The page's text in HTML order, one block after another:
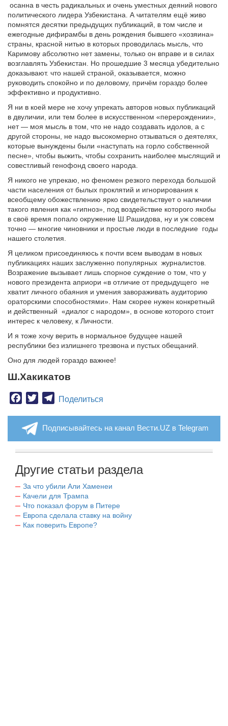
осанна в честь радикальных и очень уместных деяний нового
политического лидера Узбекистана. А читателям ещё живо
помнятся десятки предыдущих публикаций, в том числе и
ежегодные дифирамбы в день рождения бывшего «хозяина»
страны, красной нитью в которых проводилась мысль, что
Каримову абсолютно нет замены, только он вправе и в силах
возглавлять Узбекистан. Но прошедшие 3 месяца убедительно
доказывают. что нашей страной, оказывается, можно
руководить спокойно и по деловому, причём гораздо более
эффективно и продуктивно.
Я ни в коей мере не хочу упрекать авторов новых публикаций
в двуличии, или тем более в искусственном «перерождении»,
нет — моя мысль в том, что не надо создавать идолов, а с
другой стороны, не надо высокомерно отзываться о деятелях,
которые вынуждены были «наступать на горло собственной
песне», чтобы выжить, чтобы сохранить наиболее мыслящий и
совестливый генофонд своего народа.
Я никого не упрекаю, но феномен резкого перехода большой
части населения от былых проклятий и игнорирования к
всеобщему обожествлению ярко свидетельствует о наличии
такого явления как «гипноз», под воздействие которого якобы
в своё время попало окружение Ш.Рашидова, ну и уж совсем
точно — многие чиновники и простые люди в последние годы
нашего столетия.
Я целиком присоединяюсь к почти всем выводам в новых
публикациях наших заслуженно популярных журналистов.
Возражение вызывает лишь спорное суждение о том, что у
нового президента априори «в отличие от предыдущего не
хватит личного обаяния и умения завораживать аудиторию
ораторскими способностями». Нам скорее нужен конкретный
и действенный «диалог с народом», в основе которого стоит
интерес к человеку, к Личности.
И я тоже хочу верить в нормальное будущее нашей
республики без излишнего трезвона и пустых обещаний.
Оно для людей гораздо важнее!
Ш.Хакикатов
Facebook
TwitterTelegram
Поделиться
Подписывайтесь на канал Вести.UZ в Telegram
Другие статьи раздела
За что убили Али Хаменеи
Качели для Трампа
Что показал форум в Питере
Европа сделала ставку на войну
Как поверить Европе?